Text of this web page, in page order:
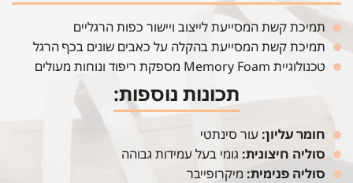
תמיכת קשת המסייעת לייצוב ויישור כפות הרגליים
תמיכת קשת המסייעת בהקלה על כאבים שונים בכף הרגל
טכנולוגיית Memory Foam מספקת ריפוד ונוחות מעולים
תכונות נוספות:
חומר עליון: עור סינתטי
סוליה חיצונית: גומי בעל עמידות גבוהה
סוליה פנימית: מיקרופייבר